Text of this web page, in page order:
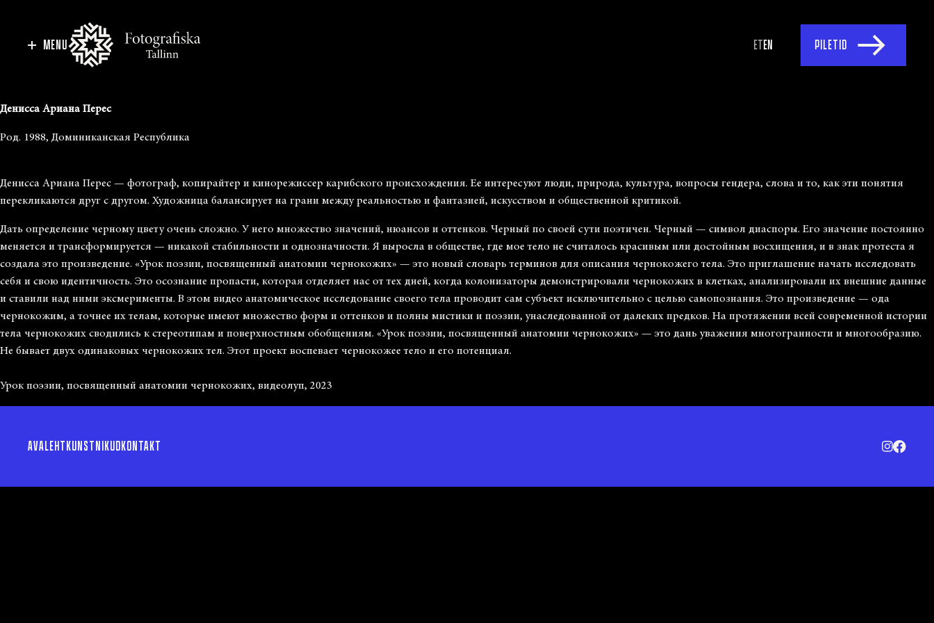
MENU ETEN PILETID
Денисса Ариана Перес
Род. 1988, Доминиканская Республика
Денисса Ариана Перес — фотограф, копирайтер и кинорежиссер карибского происхождения. Ее интересуют люди, природа, культура, вопросы гендера, слова и то, как эти понятия
перекликаются друг с другом. Художница балансирует на грани между реальностью и фантазией, искусством и общественной критикой.
Дать определение черному цвету очень сложно. У него множество значений, нюансов и оттенков. Черный по своей сути поэтичен. Черный — символ диаспоры. Его значение постоянно
меняется и трансформируется — никакой стабильности и однозначности. Я выросла в обществе, где мое тело не считалось красивым или достойным восхищения, и в знак протеста я
создала это произведение. «Урок поэзии, посвященный анатомии чернокожих» — это новый словарь терминов для описания чернокожего тела. Это приглашение начать исследовать
себя и свою идентичность. Это осознание пропасти, которая отделяет нас от тех дней, когда колонизаторы демонстрировали чернокожих в клетках, анализировали их внешние данные
и ставили над ними эксмерименты. В этом видео анатомическое исследование своего тела проводит сам субъект исключительно с целью самопознания. Это произведение — ода
чернокожим, а точнее их телам, которые имеют множество форм и оттенков и полны мистики и поэзии, унаследованной от далеких предков. На протяжении всей современной истории
тела чернокожих сводились к стереотипам и поверхностным обобщениям. «Урок поэзии, посвященный анатомии чернокожих» — это дань уважения многогранности и многообразию.
Не бывает двух одинаковых чернокожих тел. Этот проект воспевает чернокожее тело и его потенциал.
Урок поэзии, посвященный анатомии чернокожих, видеолуп, 2023
AVALEHTKUNSTNIKUDKONTAKT